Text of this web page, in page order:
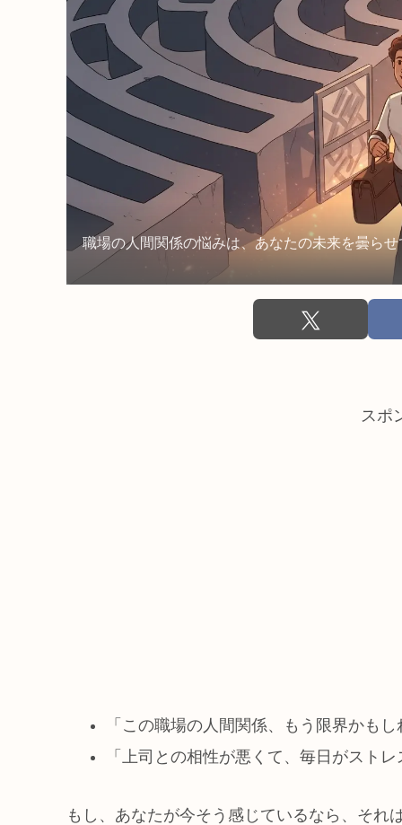
職場の人間関係の悩みは、あなたの未来を曇ら
スポ
「この職場の人間関係、もう限界かも
「上司との相性が悪くて、毎日がスト
もし、あなたが今そう感じているなら、それ